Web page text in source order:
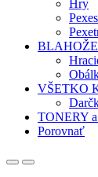
Hry
VŠETKO
TONERY
Porovnať
OpenClose